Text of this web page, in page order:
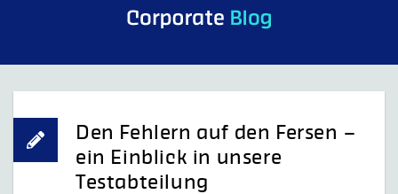
G&D Control what you see.
Den Fehlern auf den Fersen –
ein Einblick in unsere
Testabteilung